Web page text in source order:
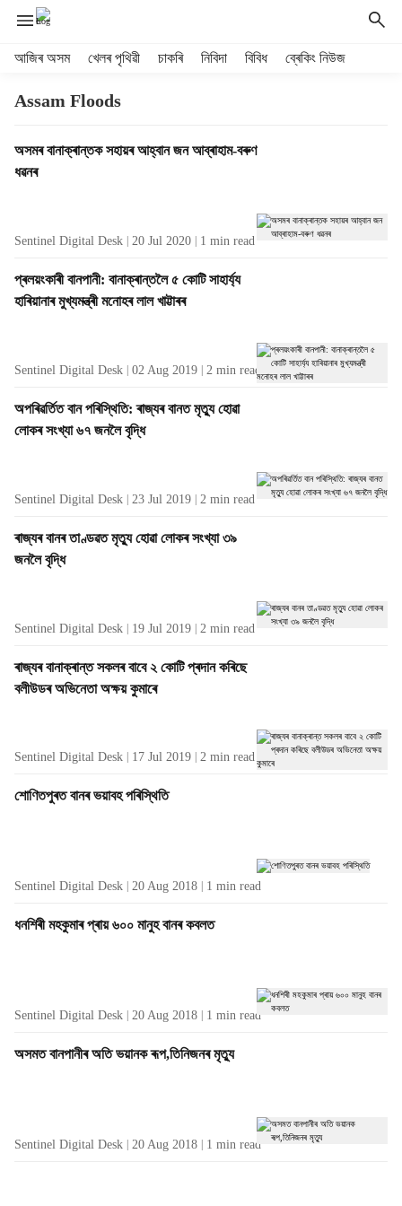
আজিৰ অসম খেলৰ পৃথিৱী চাকৰি নিবিদা বিবিধ ব্ৰেকিং নিউজ
Assam Floods
T
a
s
t
অসমৰ বানাক্ৰান্তক সহায়ৰ আহ্বান জন আব্ৰাহাম-বৰুণ
ধৱনৰ
Sentinel Digital Desk 20 Jul 2020 1 min read
প্ৰলয়ংকাৰী বানপানী: বানাক্ৰান্তলৈ ৫ কোটি সাহাৰ্য্য
হাৰিয়ানাৰ মুখ্যমন্ত্ৰী মনোহৰ লাল খাট্টাৰৰ
Sentinel Digital Desk 02 Aug 2019 2 min read
অপৰিৱৰ্তিত বান পৰিস্থিতি: ৰাজ্যৰ বানত মৃত্যু হোৱা
লোকৰ সংখ্যা ৬৭ জনলৈ বৃদ্ধি
Sentinel Digital Desk 23 Jul 2019 2 min read
ৰাজ্যৰ বানৰ তাণ্ডৱত মৃত্যু হোৱা লোকৰ সংখ্যা ৩৯
জনলৈ বৃদ্ধি
Sentinel Digital Desk 19 Jul 2019 2 min read
ৰাজ্যৰ বানাক্ৰান্ত সকলৰ বাবে ২ কোটি প্ৰদান কৰিছে
বলীউডৰ অভিনেতা অক্ষয় কুমাৰে
Sentinel Digital Desk 17 Jul 2019 2 min read
শোণিতপুৰত বানৰ ভয়াবহ পৰিস্থিতি
Sentinel Digital Desk 20 Aug 2018 1 min read
ধনশিৰী মহকুমাৰ প্ৰায় ৬০০ মানুহ বানৰ কবলত
Sentinel Digital Desk 20 Aug 2018 1 min read
অসমত বানপানীৰ অতি ভয়ানক ৰূপ,তিনিজনৰ মৃত্যু
Sentinel Digital Desk 20 Aug 2018 1 min read